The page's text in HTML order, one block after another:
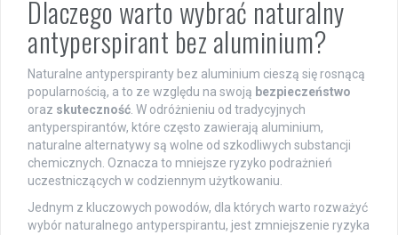
Dlaczego warto wybrać naturalny
antyperspirant bez aluminium?
Naturalne antyperspiranty bez aluminium cieszą się rosnącą
popularnością, a to ze względu na swoją bezpieczeństwo
oraz skuteczność . W odróżnieniu od tradycyjnych
antyperspirantów, które często zawierają aluminium,
naturalne alternatywy są wolne od szkodliwych substancji
chemicznych. Oznacza to mniejsze ryzyko podrażnień
uczestniczących w codziennym użytkowaniu.
Jednym z kluczowych powodów, dla których warto rozważyć
wybór naturalnego antyperspirantu, jest zmniejszenie ryzyka